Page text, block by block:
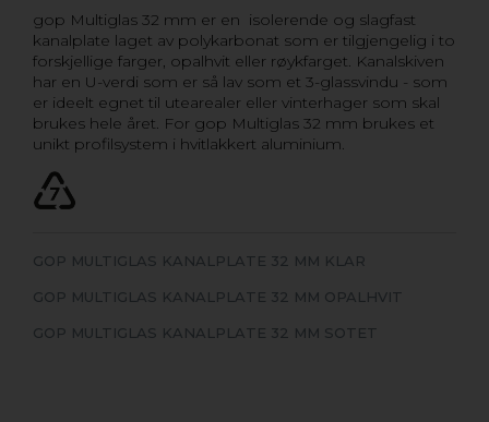
gop Multiglas 32 mm er en isolerende og slagfast
kanalplate laget av polykarbonat som er tilgjengelig i to
forskjellige farger, opalhvit eller røykfarget. Kanalskiven
har en U-verdi som er så lav som et 3-glassvindu - som
er ideelt egnet til utearealer eller vinterhager som skal
brukes hele året. For gop Multiglas 32 mm brukes et
unikt profilsystem i hvitlakkert aluminium.
GOP MULTIGLAS KANALPLATE 32 MM KLAR
GOP MULTIGLAS KANALPLATE 32 MM OPALHVIT
GOP MULTIGLAS KANALPLATE 32 MM SOTET